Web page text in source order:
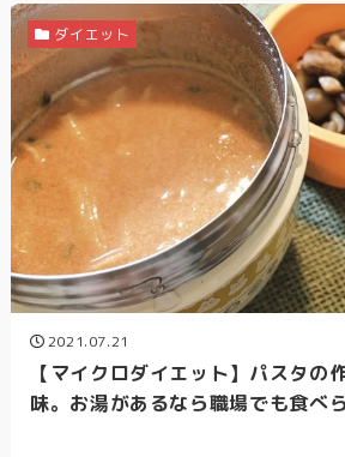
2021.07.21
【マイクロダイエット】パスタの
味。お湯があるなら職場でも食べ
ダイエット